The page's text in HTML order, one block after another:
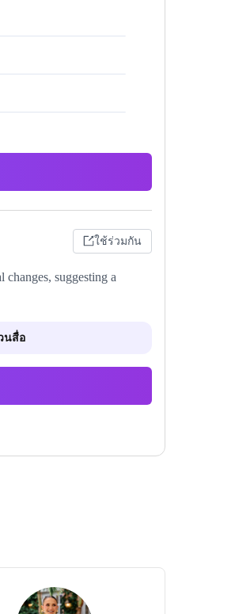
ใช้ร่วมกัน
suggesting a
นสื่อ